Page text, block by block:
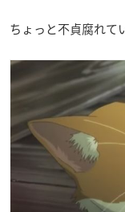
ちょっと不貞腐れて